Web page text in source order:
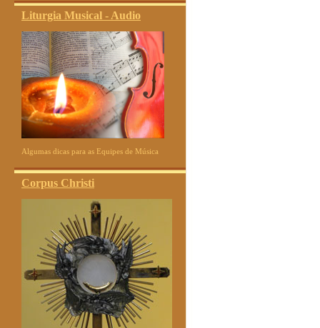
Liturgia Musical - Audio
Algumas dicas para as Equipes de Música
Corpus Christi